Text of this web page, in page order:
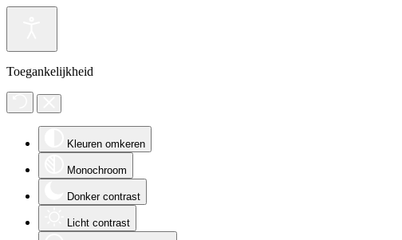
Toegankelijkheid
Kleuren omkeren
Monochroom
Donker contrast
Licht contrast